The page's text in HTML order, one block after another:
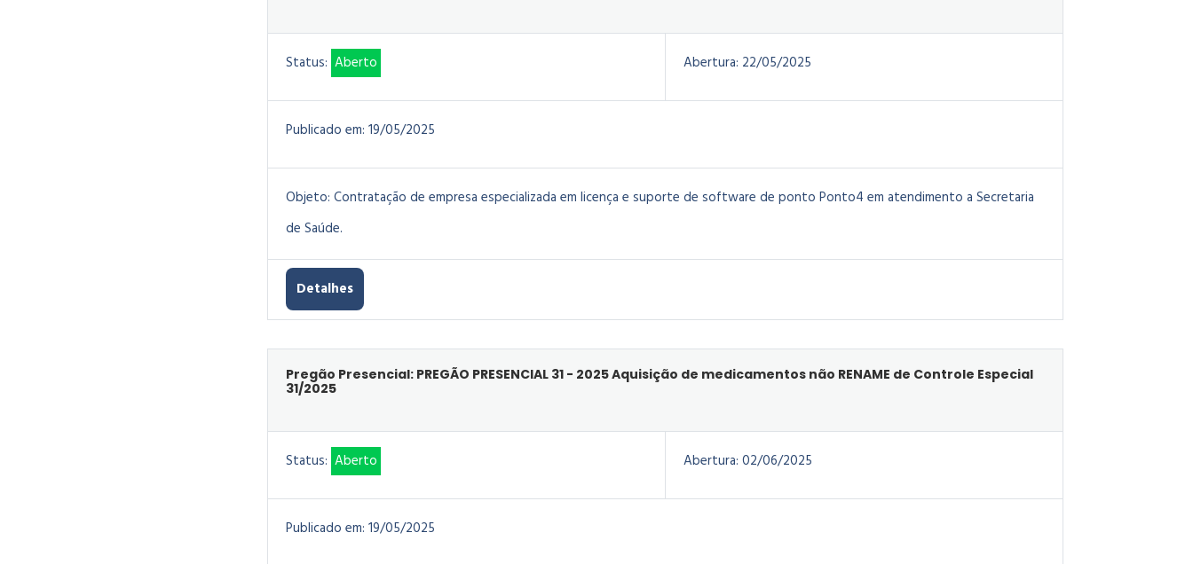
Status: Aberto Abertura: 22/05/2025
Publicado em: 19/05/2025
Objeto: Contratação de empresa especializada em licença e suporte de software de ponto Ponto4 em atendimento a Secretaria
de Saúde.
Detalhes
Pregão Presencial: PREGÃO PRESENCIAL 31 - 2025 Aquisição de medicamentos não RENAME de Controle Especial
31/2025
Status: Aberto Abertura: 02/06/2025
Publicado em: 19/05/2025